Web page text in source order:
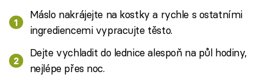
Máslo nakrájejte na kostky a rychle s ostatními
ingrediencemi vypracujte těsto.
Dejte vychladit do lednice alespoň na půl hodiny,
nejlépe přes noc.